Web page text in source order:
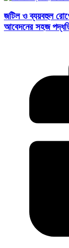
জটিল ও ব্যয়বহুল
আবেদনের সহজ